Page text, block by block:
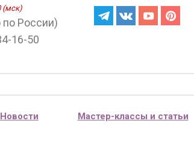
(мск)
по России)
16-50
Новости Мастер-классы и статьи